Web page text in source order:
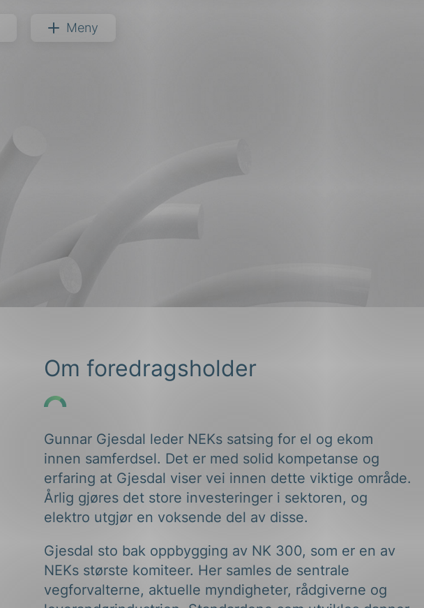
Meny
Om foredragsholder
Gunnar Gjesdal leder NEKs satsing for el og ekom
innen samferdsel. Det er med solid kompetanse og
erfaring at Gjesdal viser vei innen dette viktige område.
Årlig gjøres det store investeringer i sektoren, og
elektro utgjør en voksende del av disse.
Gjesdal sto bak oppbygging av NK 300, som er en av
NEKs største komiteer. Her samles de sentrale
vegforvalterne, aktuelle myndigheter, rådgiverne og